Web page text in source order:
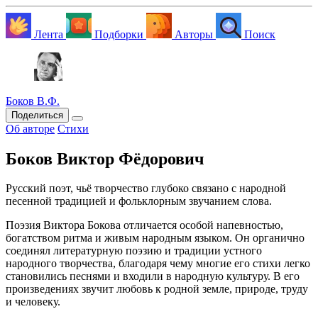
Лента Подборки Авторы Поиск
Боков В.Ф.
Поделиться
Об авторе Стихи
Боков Виктор Фёдорович
Русский поэт, чьё творчество глубоко связано с народной
песенной традицией и фольклорным звучанием слова.
Поэзия Виктора Бокова отличается особой напевностью,
богатством ритма и живым народным языком. Он органично
соединял литературную поэзию и традиции устного
народного творчества, благодаря чему многие его стихи легко
становились песнями и входили в народную культуру. В его
произведениях звучит любовь к родной земле, природе, труду
и человеку.